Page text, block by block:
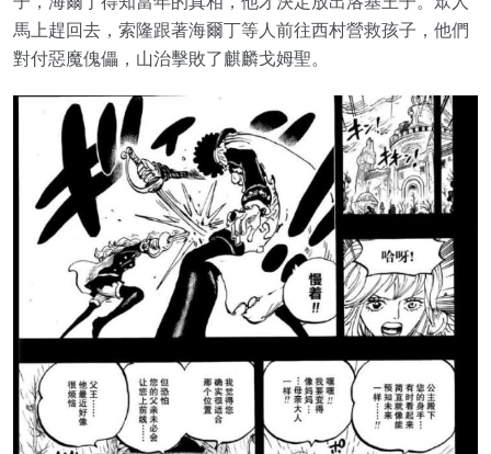
馬上趕回去，索隆跟著海爾丁等人前往西村營救孩子，他們
對付惡魔傀儡，山治擊敗了麒麟戈姆聖。